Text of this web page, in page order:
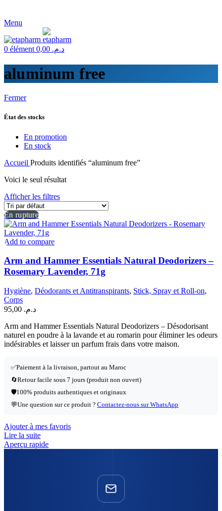
Menu
0 élément د.م.
aluminum free
Fermer
État des stocks
En promotion
En stock
Accueil Produits identifiés “aluminum free”
Voici le seul résultat
Afficher les filtres
En rupture
Add to compare
Arm and Hammer Essentials Natural Deodorizers –
Rosemary Lavender, 71g
Hygiène, Déodorants et Antitranspirants, Stick, Spray et Roll-on,
Corps
د.م.
Arm and Hammer Essentials Natural Deodorizers – Désodorisant
naturel en poudre à la lavande et au romarin pour éliminer les odeurs
indésirables et laisser un parfum frais dans votre maison.
✅Paiement à la livraison, partout au Maroc
🔄Retour facile sous 7 jours (produit non ouvert)
🛡️100% produits authentiques et originaux
💬Une question sur ce produit ? Contactez-nous sur WhatsApp
Ajouter à mes favoris
Lire la suite
Aperçu rapide